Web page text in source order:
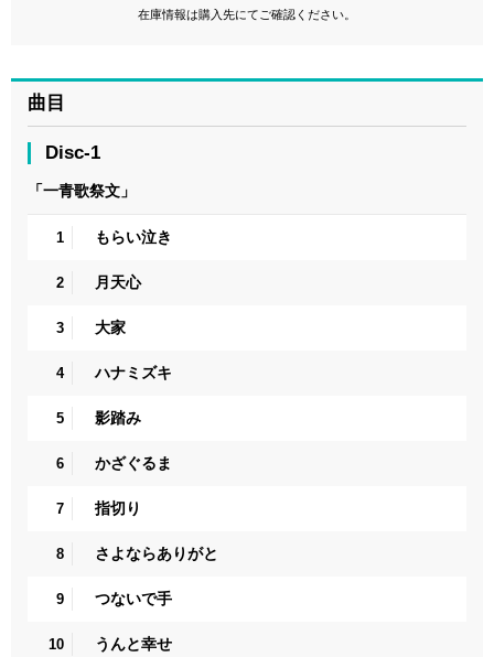
在庫情報は購入先にてご確認ください。
曲目
Disc-1
「一青歌祭文」
1 もらい泣き
2 月天心
3 大家
4 ハナミズキ
5 影踏み
6 かざぐるま
7 指切り
8 さよならありがと
9 つないで手
10 うんと幸せ